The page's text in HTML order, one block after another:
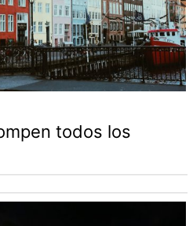
todos los